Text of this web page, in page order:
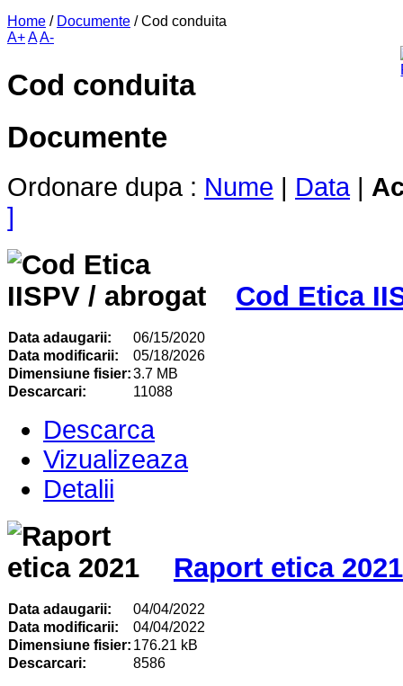
Home / Documente /Cod conduita
A+AA-
Cod conduita
Documente
Ordonare dupa : Nume | Data|
]
Cod Etica
Data adaugarii:
06/15/2020
Data modificarii:
05/18/2026
Dimensiune fisier:3.7 MB
Descarcari:
11088
Descarca
Vizualizeaza
Detalii
Raport etica 2021
Data adaugarii:
04/04/2022
Data modificarii:
04/04/2022
Dimensiune fisier: 176.21 kB
Descarcari:
8586